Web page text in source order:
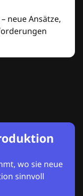
neue Ansätze,
wo sie neue
sinnvoll